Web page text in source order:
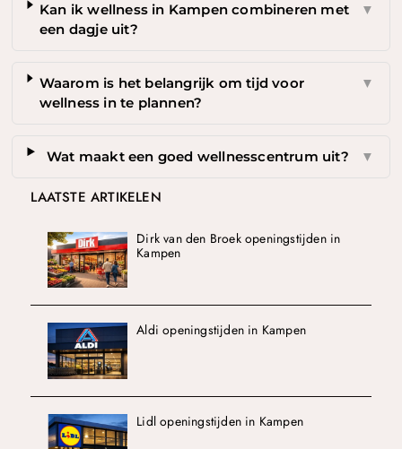
Kan ik wellness in Kampen combineren met
een dagje uit?
▼
Waarom is het belangrijk om tijd voor
wellness in te plannen?
▼
Wat maakt een goed wellnesscentrum uit? ▼
LAATSTE ARTIKELEN
Dirk van den Broek openingstijden in
Kampen
Aldi openingstijden in Kampen
Lidl openingstijden in Kampen